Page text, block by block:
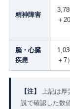
精神障害
＋
脳・心臓
疾患
＋7）
【注】
上記は厚
説で確認した数